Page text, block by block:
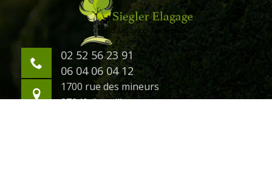
02 52 56 23 91
06 04 06 04 12
1700 rue des mineurs
27240 damville